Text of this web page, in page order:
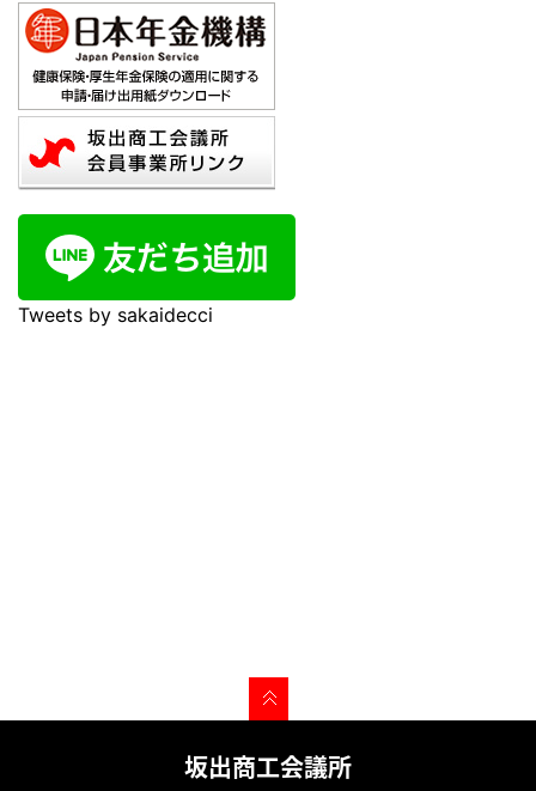
Tweets by sakaidecci
坂出商工会議所